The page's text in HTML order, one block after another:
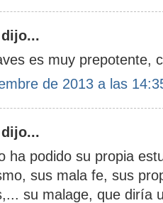
es muy prepotente,
de 2013 a las
ha podido su propia
sus mala fe, sus
su malage, que diría